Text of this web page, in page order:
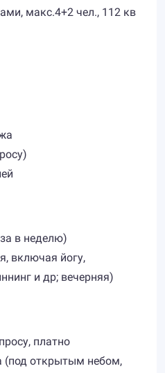
макс.4+2 чел., 112 кв
в неделю)
включая йогу,
и др; вечерняя)
платно
(под открытым небом,